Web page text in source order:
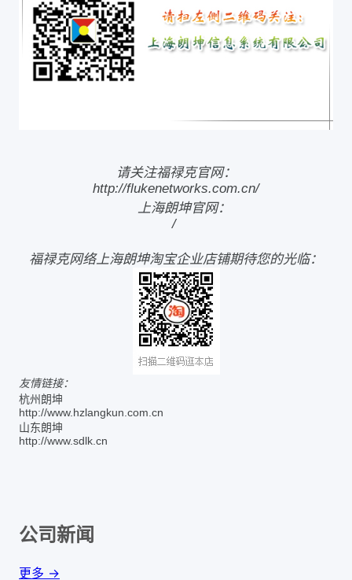
请关注福禄克官网：
http://flukenetworks.com.cn/
上海朗坤官网：
/
福禄克网络上海朗坤淘宝企业店铺期待您的光临：
友情链接：
杭州朗坤
http://www.hzlangkun.com.cn
山东朗坤
http://www.sdlk.cn
公司新闻
更多 →